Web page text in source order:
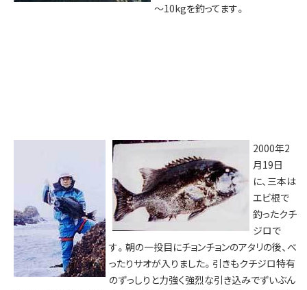
～10kgを釣ってます。
2000年2
月19日
に、三本は
エビ根で
釣ったクチ
ジロで
す。朝の一投目にチョンチョンのアタリの後、べ
ったりサオが入りました。引きもクチジロ特有
のずっしりと力強く強烈な引き込みでずいぶん